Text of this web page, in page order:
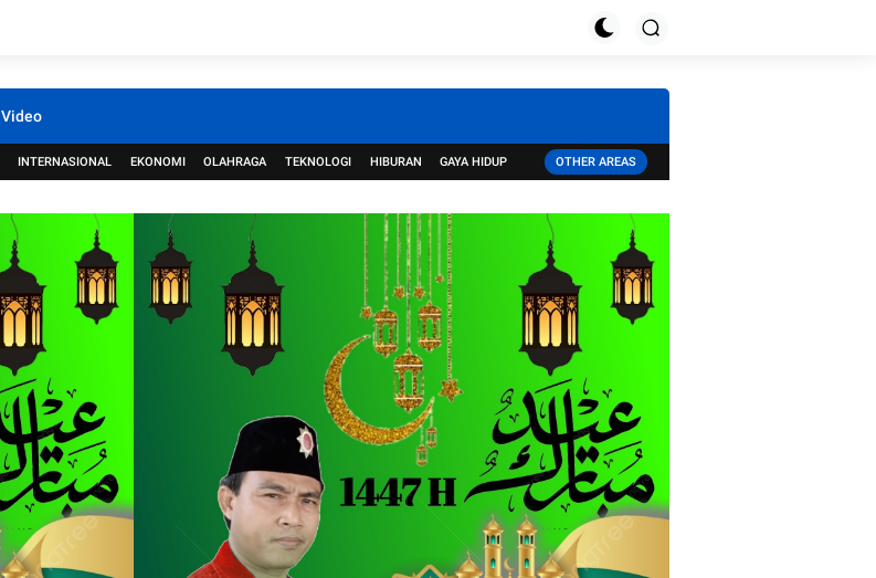
Video
INTERNASIONAL EKONOMI OLAHRAGA TEKNOLOGI HIBURAN GAYA HIDUP OTHER AREAS